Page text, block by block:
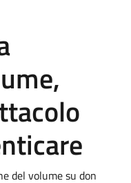
del volume su don